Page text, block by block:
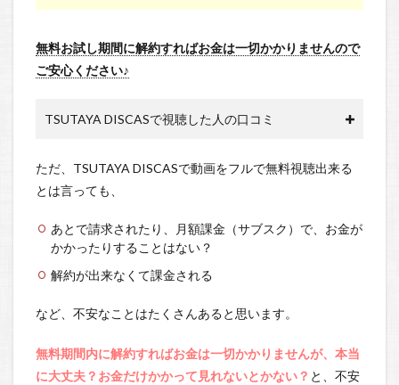
無料お試し期間に解約すればお金は一切かかりませんので
ご安心ください♪
TSUTAYA DISCASで視聴した人の口コミ
ただ、TSUTAYA DISCASで動画をフルで無料視聴出来る
とは言っても、
あとで請求されたり、月額課金（サブスク）で、お金が
かかったりすることはない？
解約が出来なくて課金される
など、不安なことはたくさんあると思います。
無料期間内に解約すればお金は一切かかりませんが、本当
に大丈夫？お金だけかかって見れないとかない？ と、不安